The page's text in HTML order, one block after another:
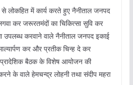
में कार्य करते हुए नैनीताल जनपद
कर जरूरतमंदों का चिकित्सा सुवि कर
उपलब्ध करवाने वाले नैनीताल जनपद इकाई
कर और प्रतीक चिन्ह दे कर
प्रादेशिक बैठक के विशेष आयोजन की
के वाले हेमचन्द्र लोहनी तथा संदीप महरा